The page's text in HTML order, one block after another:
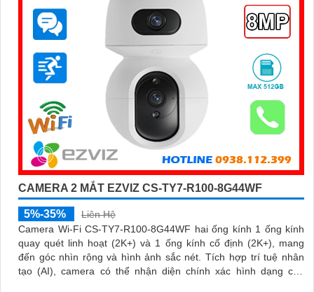
CAMERA 2 MẮT EZVIZ CS-TY7-R100-8G44WF
5%-35%
Liên Hệ
Camera Wi-Fi CS-TY7-R100-8G44WF hai ống kính 1 ống kính
quay quét linh hoạt (2K+) và 1 ống kính cố định (2K+), mang
đến góc nhìn rộng và hình ảnh sắc nét. Tích hợp trí tuệ nhân
tạo (AI), camera có thể nhận diện chính xác hình dạng con